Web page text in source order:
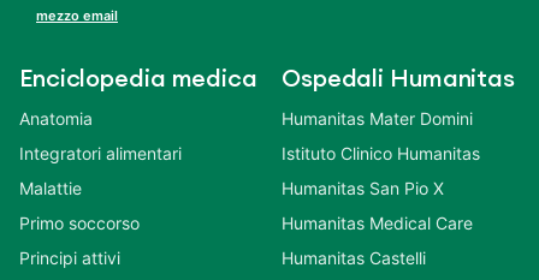
mezzo email
Enciclopedia medica
Anatomia
Integratori alimentari
Malattie
Primo soccorso
Principi attivi
Ospedali Humanitas
Humanitas Mater Domini
Istituto Clinico Humanitas
Humanitas San Pio X
Humanitas Medical Care
Humanitas Castelli